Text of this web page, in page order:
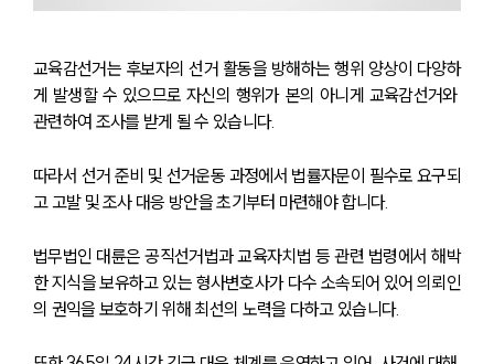
교육감선거는 후보자의 선거 활동을 방해하는 행위 양상이 다양하
게 발생할 수 있으므로 자신의 행위가 본의 아니게 교육감선거와
관련하여 조사를 받게 될 수 있습니다.
따라서 선거 준비 및 선거운동 과정에서 법률자문이 필수로 요구되
고 고발 및 조사 대응 방안을 초기부터 마련해야 합니다.
법무법인 대륜은 공직선거법과 교육자치법 등 관련 법령에서 해박
한 지식을 보유하고 있는 형사변호사가 다수 소속되어 있어 의뢰인
의 권익을 보호하기 위해 최선의 노력을 다하고 있습니다.